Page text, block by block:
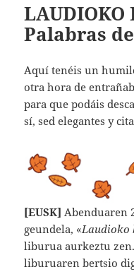
LAUDIOKO
Palabras
Aquí tenéis un
otra hora de
para que podáis
sí, sed elegantes y
[EUSK] Abenduaren
geundela, «Laudioko
liburua aurkeztu
liburuaren bertsio